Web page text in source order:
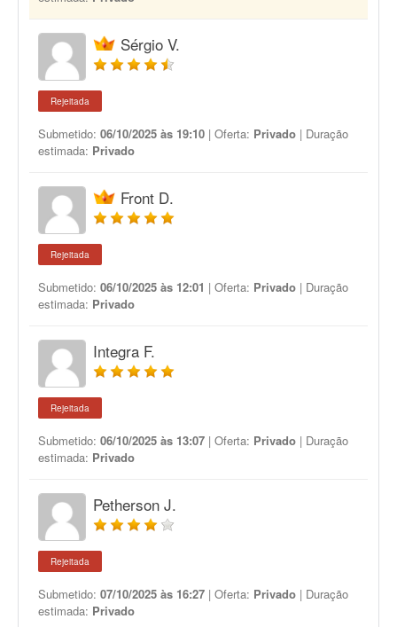
Sérgio V.
Rejeitada
Submetido: 06/10/2025 às 19:10 | Oferta: Privado | Duração
estimada: Privado
Front D.
Rejeitada
Submetido: 06/10/2025 às 12:01 | Oferta: Privado | Duração
estimada: Privado
Integra F.
Rejeitada
Submetido: 06/10/2025 às 13:07 | Oferta: Privado | Duração
estimada: Privado
Petherson J.
Rejeitada
Submetido: 07/10/2025 às 16:27 | Oferta: Privado | Duração
estimada: Privado